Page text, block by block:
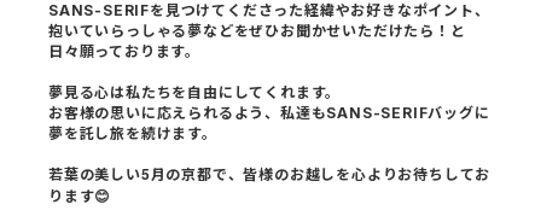
SANS-SERIFを見つけてくださった経緯やお好きなポイント、
抱いていらっしゃる夢などをぜひお聞かせいただけたら！と
日々願っております。
夢見る心は私たちを自由にしてくれます。
お客様の思いに応えられるよう、私達もSANS-SERIFバッグに
夢を託し旅を続けます。
若葉の美しい5月の京都で、皆様のお越しを心よりお待ちしてお
ります😊